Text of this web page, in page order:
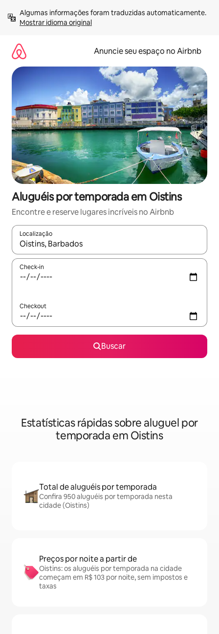
para
Mostrar idioma original
Anuncie seu espaço no Airbnb
Aluguéis por temporada em Oistins
Encontre e reserve lugares incríveis no Airbnb
Localização
Quando os resultados estiverem disponíveis, explore-os
Check-in
Checkout
Buscar
Estatísticas rápidas sobre aluguel por
temporada em Oistins
Total de aluguéis por temporada
Confira 950 aluguéis por temporada nesta
cidade (Oistins)
Preços por noite a partir de
Oistins: os aluguéis por temporada na cidade
começam em R$ 103 por noite, sem impostos e
taxas